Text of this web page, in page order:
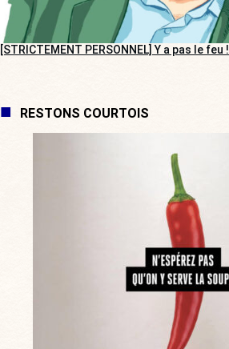
[STRICTEMENT PERSONNEL] Y a pas le feu !
RESTONS COURTOIS